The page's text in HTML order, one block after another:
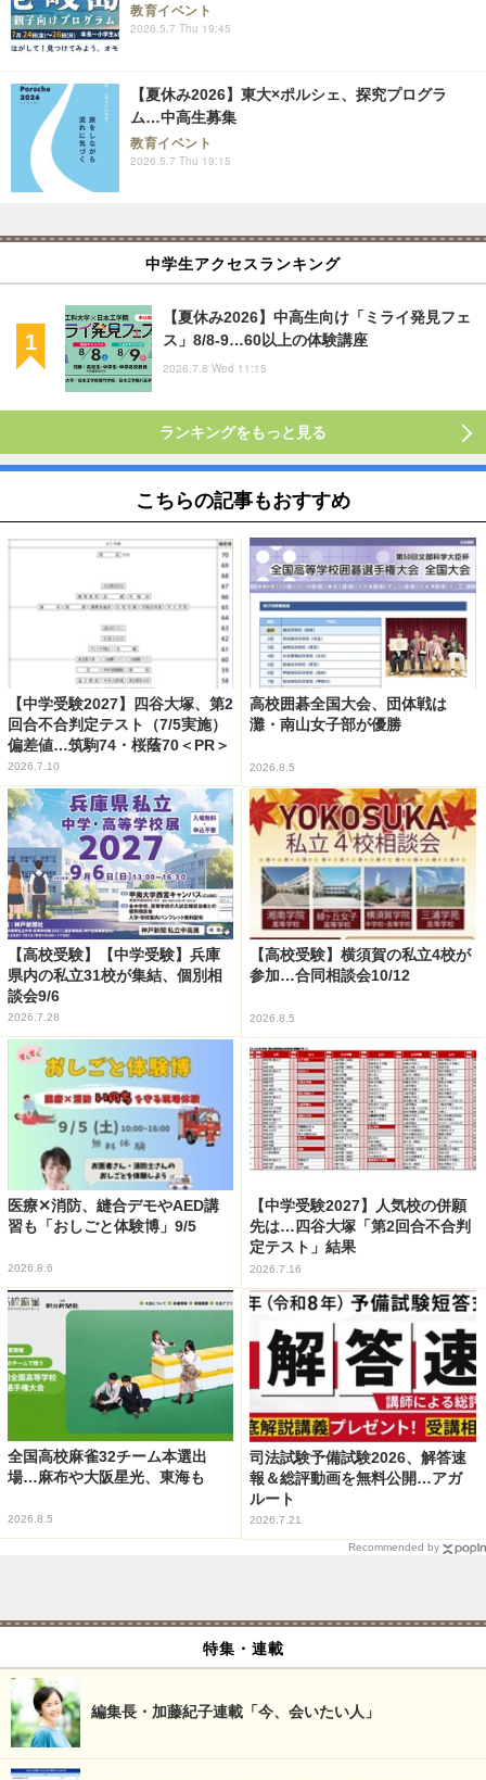
教育イベント
2026.5.7 Thu 19:45
【夏休み2026】東大×ポルシェ、探究プログラ
ム…中高生募集
教育イベント
2026.5.7 Thu 19:15
中学生アクセスランキング
【夏休み2026】中高生向け「ミライ発見フェ
ス」8/8-9…60以上の体験講座
2026.7.8 Wed 11:15
ランキングをもっと見る
こちらの記事もおすすめ
【中学受験2027】四谷大塚、第2
回合不合判定テスト（7/5実施）
偏差値…筑駒74・桜蔭70＜PR＞
2026.7.10
高校囲碁全国大会、団体戦は
灘・南山女子部が優勝
2026.8.5
【高校受験】【中学受験】兵庫
県内の私立31校が集結、個別相
談会9/6
2026.7.28
【高校受験】横須賀の私立4校が
参加…合同相談会10/12
2026.8.5
医療✕消防、縫合デモやAED講
習も「おしごと体験博」9/5
2026.8.6
【中学受験2027】人気校の併願
先は…四谷大塚「第2回合不合判
定テスト」結果
2026.7.16
全国高校麻雀32チーム本選出
場…麻布や大阪星光、東海も
2026.8.5
司法試験予備試験2026、解答速
報＆総評動画を無料公開…アガ
ルート
2026.7.21
Recommended by
特集・連載
編集長・加藤紀子連載「今、会いたい人」